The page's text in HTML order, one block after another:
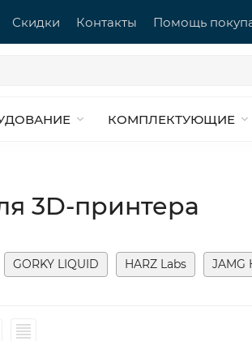
Скидки Контакты Помощь
КОМПЛЕКТУЮЩИЕ
3D-принтера
GORKY LIQUID HARZ Labs JAMG